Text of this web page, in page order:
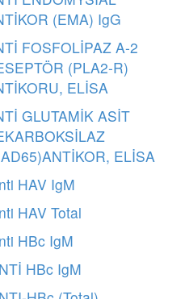
(EMA) IgG
FOSFOLİPAZ A-2
(PLA2-R)
ELİSA
GLUTAMİK ASİT
ELİSA
HAV IgM
HAV Total
HBc IgM
HBc IgM